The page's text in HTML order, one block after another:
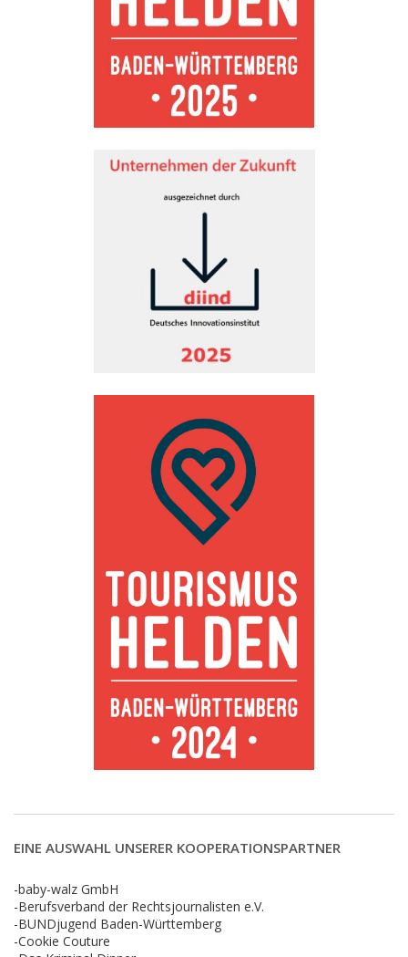
EINE AUSWAHL UNSERER KOOPERATIONSPARTNER
-baby-walz GmbH
-Berufsverband der Rechtsjournalisten e.V.
-BUNDjugend Baden-Württemberg
-Cookie Couture